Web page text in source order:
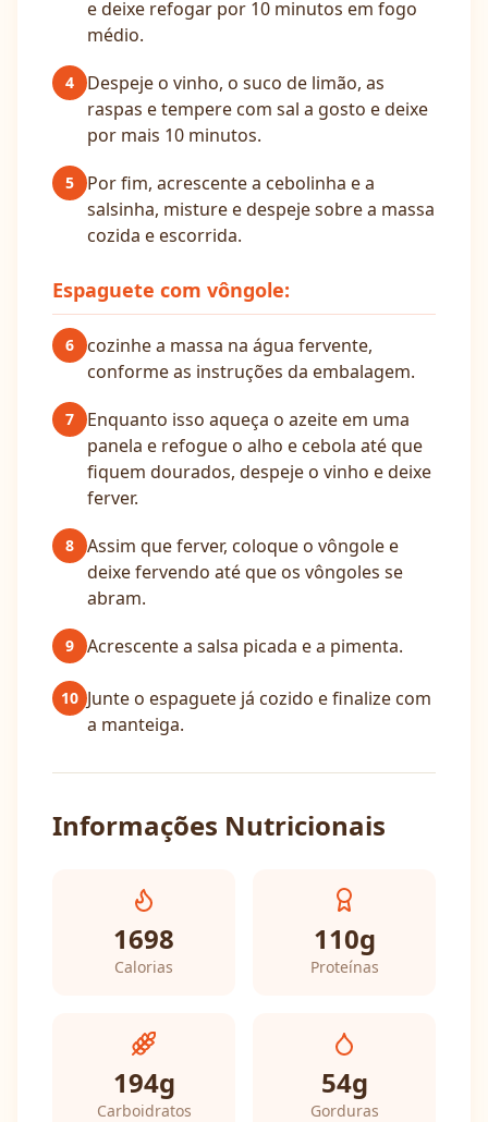
e deixe refogar por 10 minutos em fogo
médio.
4
Despeje o vinho, o suco de limão, as
raspas e tempere com sal a gosto e deixe
por mais 10 minutos.
5
Por fim, acrescente a cebolinha e a
salsinha, misture e despeje sobre a massa
cozida e escorrida.
Espaguete com vôngole:
6
cozinhe a massa na água fervente,
conforme as instruções da embalagem.
7
Enquanto isso aqueça o azeite em uma
panela e refogue o alho e cebola até que
fiquem dourados, despeje o vinho e deixe
ferver.
8
Assim que ferver, coloque o vôngole e
deixe fervendo até que os vôngoles se
abram.
9 Acrescente a salsa picada e a pimenta.
10 Junte o espaguete já cozido e finalize com
a manteiga.
Informações Nutricionais
1698
Calorias
110g
Proteínas
194g
Carboidratos
54g
Gorduras